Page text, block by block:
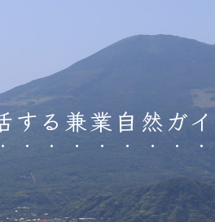
する兼業自然ガ